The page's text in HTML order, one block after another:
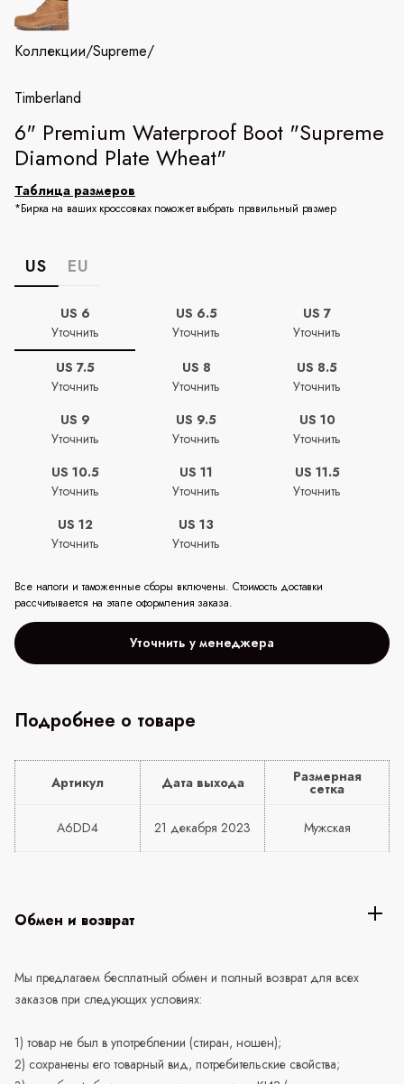
Коллекции/Supreme/
Timberland
6" Premium Waterproof Boot "Supreme
Diamond Plate Wheat"
Таблица размеров
*Бирка на ваших кроссовках поможет выбрать правильный размер
US EU
US 6
Уточнить
US 6.5
Уточнить
US 7
Уточнить
US 7.5
Уточнить
US 8
Уточнить
US 8.5
Уточнить
US 9
Уточнить
US 9.5
Уточнить
US 10
Уточнить
US 10.5
Уточнить
US 11
Уточнить
US 11.5
Уточнить
US 12
Уточнить
US 13
Уточнить
Все налоги и таможенные сборы включены. Стоимость доставки
рассчитывается на этапе оформления заказа.
Уточнить у менеджера
Подробнее о товаре
Артикул Дата выхода Размерная
сетка
A6DD4 21 декабря 2023 Мужская
Обмен и возврат
Мы предлагаем бесплатный обмен и полный возврат для всех
заказов при следующих условиях:
1) товар не был в употреблении (стиран, ношен);
2) сохранены его товарный вид, потребительские свойства;